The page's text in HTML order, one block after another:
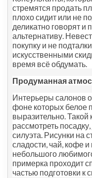
стремятся продать
плохо сидит или не
деликатно говорят и
альтернативу.
покупку и не
искусственными
время всё обдумать.
Продуманная
Интерьеры салонов
фоне которых белое
выразительно. Такой
рассмотреть
силуэта. Рисунки на
сладости, чай, кофе
небольшого
примерка проходит
частью подготовки к